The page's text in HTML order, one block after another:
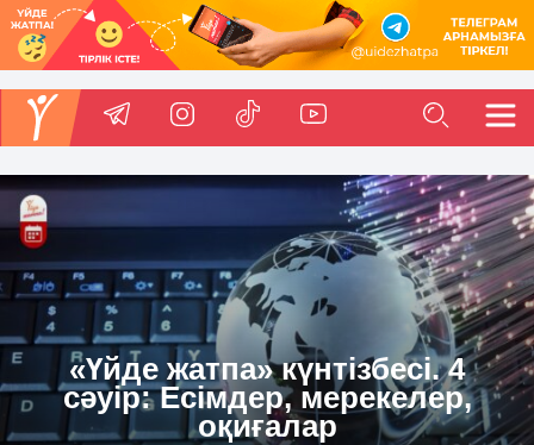
«Үйде жатпа» күнтізбесі. 4
сәуір: Есімдер, мерекелер,
оқиғалар